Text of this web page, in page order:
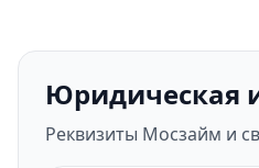
Юридическая
Реквизиты Мосзайм и